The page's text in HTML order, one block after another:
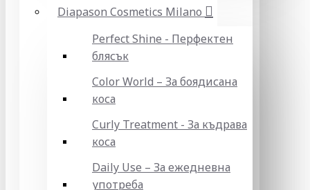
Diapason Cosmetics Milano
Perfect Shine - Перфектен
блясък
Color World – За боядисана
коса
Curly Treatment - За къдрава
коса
Daily Use – За ежедневна
употреба